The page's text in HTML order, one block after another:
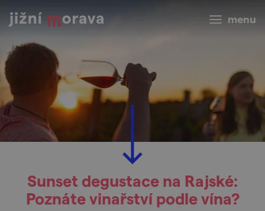
menu
Sunset degustace na Rajské:
Poznáte vinařství podle vína?